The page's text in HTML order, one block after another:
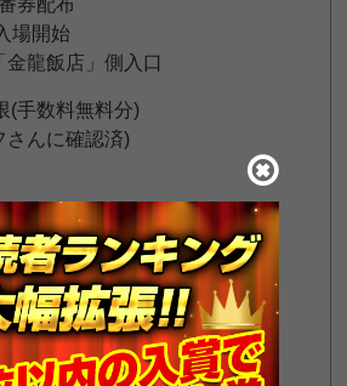
券配布
場開始
龍飯店」側入口
(手数料無料分)
さんに確認済)
晶表示機､仕切り無し
す。